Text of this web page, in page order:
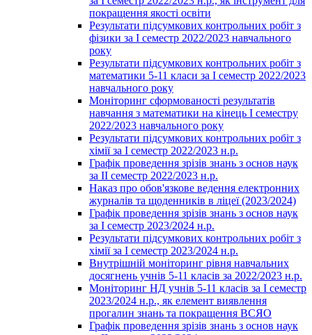
покращення якості освіти
Результати підсумкових контрольних робіт з
фізики за І семестр 2022/2023 навчального
року
Результати підсумкових контрольних робіт з
математики 5-11 класи за І семестр 2022/2023
навчального року
Моніторинг сформованості результатів
навчання з математики на кінець І семестру
2022/2023 навчального року
Результати підсумкових контрольних робіт з
хімії за І семестр 2022/2023 н.р.
Графік проведення зрізів знань з основ наук
за ІІ семестр 2022/2023 н.р.
Наказ про обов'язкове ведення електронних
журналів та щоденників в ліцеї (2023/2024)
Графік проведення зрізів знань з основ наук
за І семестр 2023/2024 н.р.
Результати підсумкових контрольних робіт з
хімії за І семестр 2023/2024 н.р.
Внутрішній моніторинг рівня навчальних
досягнень учнів 5-11 класів за 2022/2023 н.р.
Моніторинг НД учнів 5-11 класів за І семестр
2023/2024 н.р., як елемент виявлення
прогалин знань та покращення ВСЯО
Графік проведення зрізів знань з основ наук